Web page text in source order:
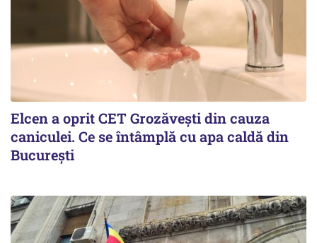
Elcen a oprit CET Grozăvești din cauza
caniculei. Ce se întâmplă cu apa caldă din
București